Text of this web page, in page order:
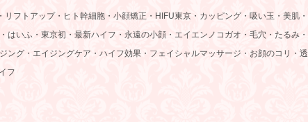
フトアップ・ヒト幹細胞・小顔矯正・HIFU東京・カッピング・吸い玉・美肌・
いふ・東京初・最新ハイフ・永遠の小顔・エイエンノコガオ・毛穴・たるみ・
グ・エイジングケア・ハイフ効果・フェイシャルマッサージ・お顔のコリ・透
フ